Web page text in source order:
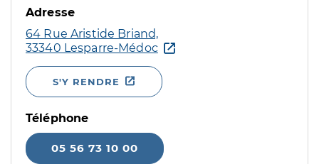
Adresse
64 Rue Aristide Briand,
33340 Lesparre-Médoc
S'Y RENDRE
Téléphone
05 56 73 10 00